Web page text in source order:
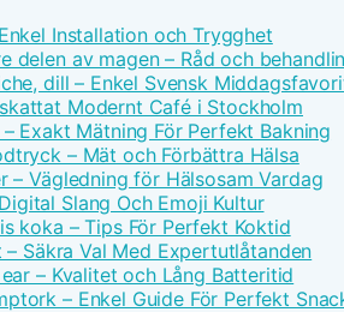
Installation och Trygghet
delen av magen – Råd och
dill – Enkel Svensk
Modernt Café i Stockholm
Exakt Mätning För Perfekt Bakning
– Mät och Förbättra Hälsa
– Vägledning för Hälsosam Vardag
Slang Och Emoji Kultur
koka – Tips För Perfekt Koktid
Säkra Val Med Expertutlåtanden
– Kvalitet och Lång Batteritid
– Enkel Guide För Perfekt